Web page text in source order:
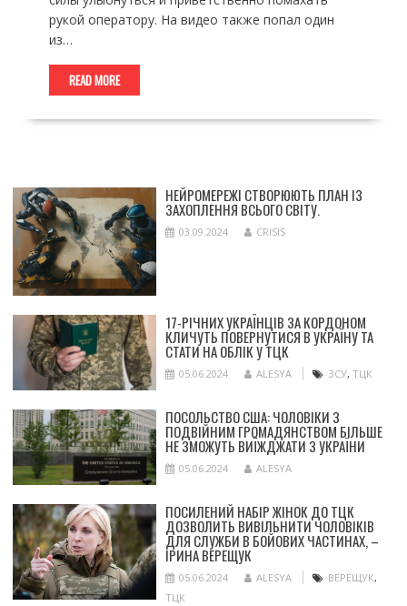
рукой оператору. На видео также попал один
из…
READ MORE
НЕЙРОМЕРЕЖІ СТВОРЮЮТЬ ПЛАН ІЗ
ЗАХОПЛЕННЯ ВСЬОГО СВІТУ.
03.09.2024 CRISIS
17-РІЧНИХ УКРАЇНЦІВ ЗА КОРДОНОМ
КЛИЧУТЬ ПОВЕРНУТИСЯ В УКРАЇНУ ТА
СТАТИ НА ОБЛІК У ТЦК
05.06.2024 ALESYA ЗСУ, ТЦК
ПОСОЛЬСТВО США: ЧОЛОВІКИ З
ПОДВІЙНИМ ГРОМАДЯНСТВОМ БІЛЬШЕ
НЕ ЗМОЖУТЬ ВИЇЖДЖАТИ З УКРАЇНИ
05.06.2024 ALESYA
ПОСИЛЕНИЙ НАБІР ЖІНОК ДО ТЦК
ДОЗВОЛИТЬ ВИВІЛЬНИТИ ЧОЛОВІКІВ
ДЛЯ СЛУЖБИ В БОЙОВИХ ЧАСТИНАХ, –
ІРИНА ВЕРЕЩУК
05.06.2024 ALESYA ВЕРЕЩУК,
ТЦК